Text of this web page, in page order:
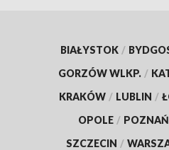
BIAŁYSTOK /
GORZÓW WLKP. /
KRAKÓW / LUBLIN /
OPOLE / POZNAŃ
SZCZECIN /